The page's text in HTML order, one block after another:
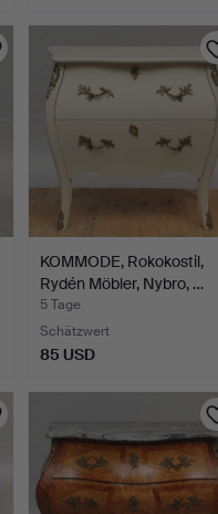
KOMMODE, Rokokostil,
Rydén Möbler, Nybro, …
5 Tage
Schätzwert
85 USD